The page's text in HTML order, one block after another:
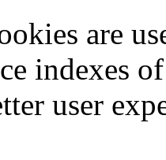
are
indexes
user